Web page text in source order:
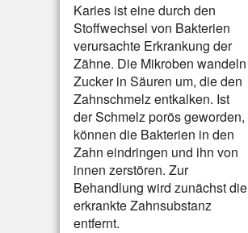
Karies ist eine durch den
Stoffwechsel von Bakterien
verursachte Erkrankung der
Zähne. Die Mikroben wandeln
Zucker in Säuren um, die den
Zahnschmelz entkalken. Ist
der Schmelz porös geworden,
können die Bakterien in den
Zahn eindringen und ihn von
innen zerstören. Zur
Behandlung wird zunächst die
erkrankte Zahnsubstanz
entfernt.